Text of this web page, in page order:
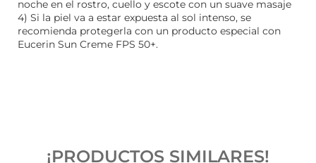
noche en el rostro, cuello y escote con un suave masaje
4) Si la piel va a estar expuesta al sol intenso, se
recomienda protegerla con un producto especial con
Eucerin Sun Creme FPS 50+.
¡PRODUCTOS SIMILARES!